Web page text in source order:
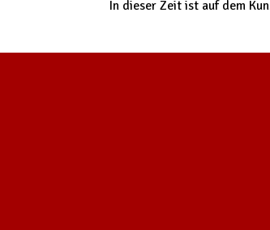
In dieser Zeit ist auf dem